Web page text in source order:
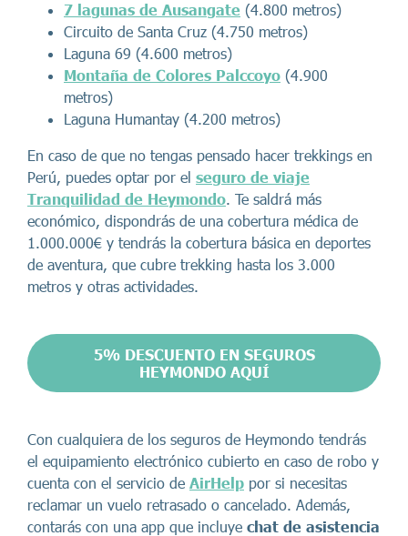
7 lagunas de Ausangate (4.800 metros)
Circuito de Santa Cruz (4.750 metros)
Laguna 69 (4.600 metros)
Montaña de Colores Palccoyo (4.900
metros)
Laguna Humantay (4.200 metros)
En caso de que no tengas pensado hacer trekkings en
Perú, puedes optar por el seguro de viaje
Tranquilidad de Heymondo. Te saldrá más
económico, dispondrás de una cobertura médica de
1.000.000€ y tendrás la cobertura básica en deportes
de aventura, que cubre trekking hasta los 3.000
metros y otras actividades.
5% DESCUENTO EN SEGUROS
HEYMONDO AQUÍ
Con cualquiera de los seguros de Heymondo tendrás
el equipamiento electrónico cubierto en caso de robo y
cuenta con el servicio de AirHelp por si necesitas
reclamar un vuelo retrasado o cancelado. Además,
contarás con una app que incluye chat de asistencia